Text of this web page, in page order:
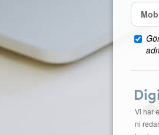
Vi har
ni